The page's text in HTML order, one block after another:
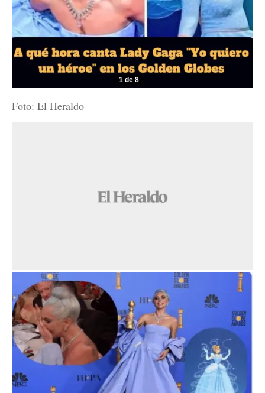
1 de 8
Foto: El Heraldo